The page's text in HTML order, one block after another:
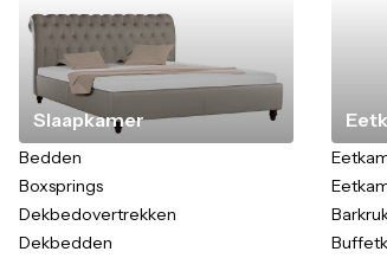
Slaapkamer
Bedden
Boxsprings
Dekbedovertrekken
Dekbedden